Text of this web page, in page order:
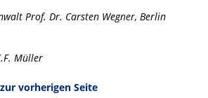
Prof. Dr. Carsten Wegner, Berlin
Müller
vorherigen Seite